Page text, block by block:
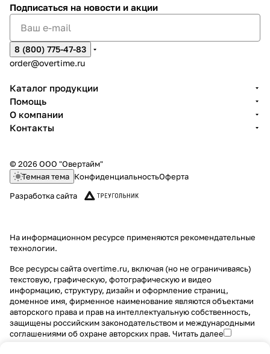
Подписаться на новости и акции
8 (800) 775-47-83
order@overtime.ru
Каталог продукции
Помощь
О компании
Контакты
© 2026 ООО "Овертайм"
Темная тема КонфиденциальностьОферта
Разработка сайта
На информационном ресурсе применяются рекомендательные
технологии.
Все ресурсы сайта overtime.ru, включая (но не ограничиваясь)
текстовую, графическую, фотографическую и видео
информацию, структуру, дизайн и оформление страниц,
доменное имя, фирменное наименование являются объектами
авторского права и прав на интеллектуальную собственность,
защищены российским законодательством и международными
соглашениями об охране авторских прав. Читать далее